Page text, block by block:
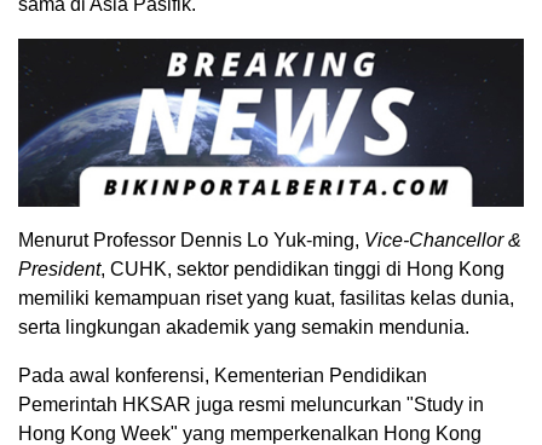
Menurut Professor Dennis Lo Yuk-ming, Vice-Chancellor &
President, CUHK, sektor pendidikan tinggi di Hong Kong
memiliki kemampuan riset yang kuat, fasilitas kelas dunia,
serta lingkungan akademik yang semakin mendunia.
Pada awal konferensi, Kementerian Pendidikan
Pemerintah HKSAR juga resmi meluncurkan "Study in
Hong Kong Week" yang memperkenalkan Hong Kong